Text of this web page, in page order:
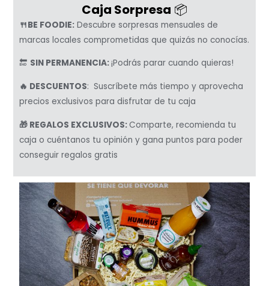
Caja Sorpresa 📦
🍴BE FOODIE: Descubre sorpresas mensuales de
marcas locales comprometidas que quizás no conocías.
🔚 SIN PERMANENCIA:¡Podrás parar cuando quieras!
🔥 DESCUENTOS: Suscríbete más tiempo y aprovecha
precios exclusivos para disfrutar de tu caja
🎁 REGALOS EXCLUSIVOS: Comparte, recomienda tu
caja o cuéntanos tu opinión y gana puntos para poder
conseguir regalos gratis